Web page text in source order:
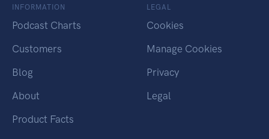
INFORMATION
Podcast Charts
Customers
Blog
About
Product Facts
LEGAL
Cookies
Manage Cookies
Privacy
Legal